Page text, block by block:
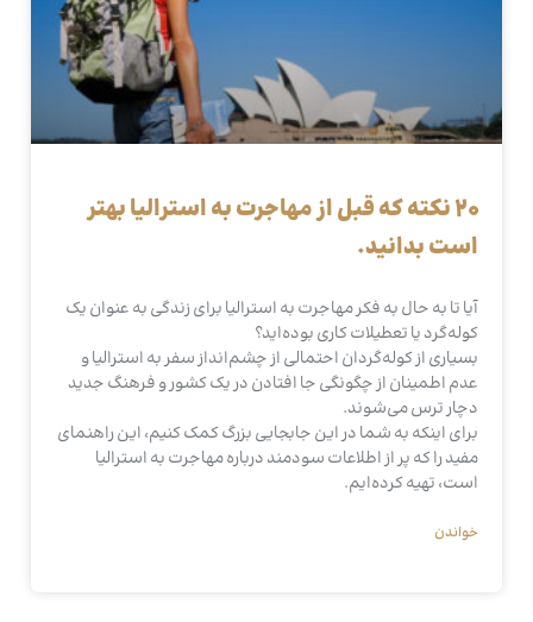
20 نکته که قبل از مهاجرت به استرالیا بهتر
است بدانید.
آیا تا به حال به فکر مهاجرت به استرالیا برای زندگی به عنوان یک
کوله‌گرد یا تعطیلات کاری بوده‌اید؟
بسیاری از کوله‌گردان احتمالی از چشم‌انداز سفر به استرالیا و
عدم اطمینان از چگونگی جا افتادن در یک کشور و فرهنگ جدید
دچار ترس می‌شوند.
برای اینکه به شما در این جابجایی بزرگ کمک کنیم، این راهنمای
مفید را که پر از اطلاعات سودمند درباره مهاجرت به استرالیا
است، تهیه کرده‌ایم.
خواندن